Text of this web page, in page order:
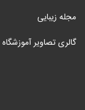
مجله زیبایی
گالری تصاویر آموزشگاه